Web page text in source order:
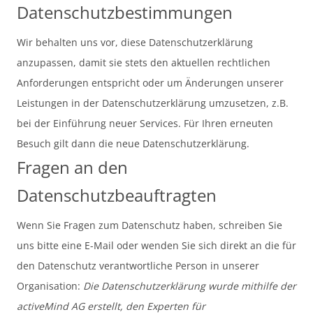
Datenschutzbestimmungen
Wir behalten uns vor, diese Datenschutzerklärung
anzupassen, damit sie stets den aktuellen rechtlichen
Anforderungen entspricht oder um Änderungen unserer
Leistungen in der Datenschutzerklärung umzusetzen, z.B.
bei der Einführung neuer Services. Für Ihren erneuten
Besuch gilt dann die neue Datenschutzerklärung.
Fragen an den
Datenschutzbeauftragten
Wenn Sie Fragen zum Datenschutz haben, schreiben Sie
uns bitte eine E-Mail oder wenden Sie sich direkt an die für
den Datenschutz verantwortliche Person in unserer
Organisation: Die Datenschutzerklärung wurde mithilfe der
activeMind AG erstellt, den Experten für